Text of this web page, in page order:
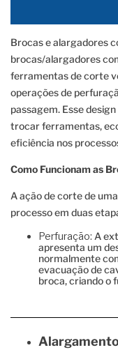
Brocas e alargadores
brocas/alargadores
ferramentas de corte
operações de
passagem. Esse
trocar ferramentas,
eficiência nos
Como Funcionam as
A ação de corte de
processo em duas
Perfuração: A
apresenta um
normalmente
evacuação de
broca, criando o